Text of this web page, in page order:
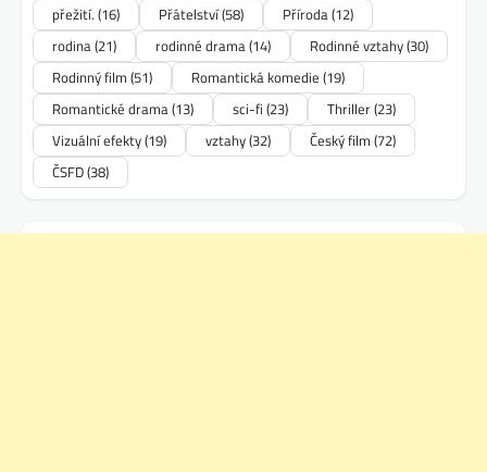
přežití. (16) Přátelství(58) Příroda(12)
rodina(21) rodinné drama(14) Rodinné vztahy(30)
Rodinný film (51) Romantická komedie (19)
Romantické drama(13) sci-fi (23) Thriller(23)
Vizuální efekty(19) vztahy(32) Český film (72)
ČSFD(38)